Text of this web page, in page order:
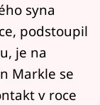
syna
podstoupil
je na
Markle se
v roce